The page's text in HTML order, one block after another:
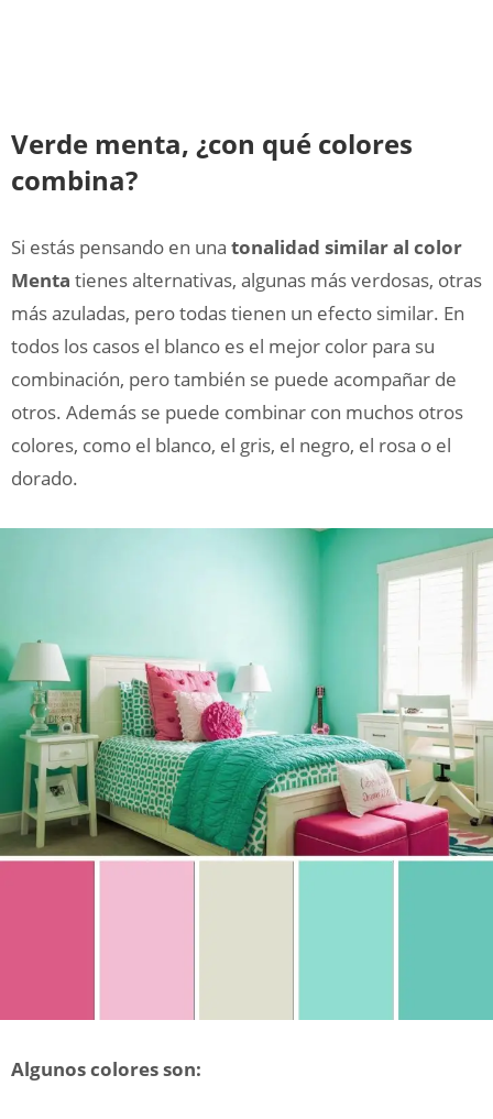
Verde menta, ¿con qué colores
combina?
Si estás pensando en una tonalidad similar al color
Menta tienes alternativas, algunas más verdosas, otras
más azuladas, pero todas tienen un efecto similar. En
todos los casos el blanco es el mejor color para su
combinación, pero también se puede acompañar de
otros. Además se puede combinar con muchos otros
colores, como el blanco, el gris, el negro, el rosa o el
dorado.
Algunos colores son: